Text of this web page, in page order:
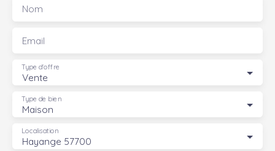
Nom
Email
Vente
Type d'offre
Maison
Type de bien
Hayange 57700
Localisation